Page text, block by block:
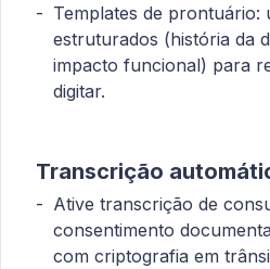
Templates de prontuário:
estruturados (história da
impacto funcional) para
digitar.
Transcrição
Ative transcrição de
consentimento
com criptografia em